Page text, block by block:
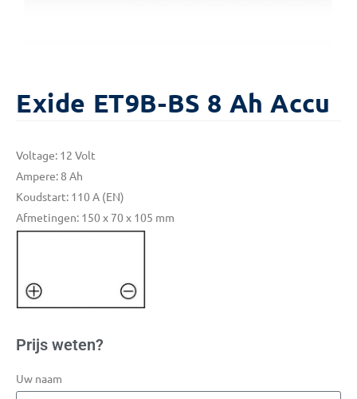
Exide ET9B-BS 8 Ah Accu
Voltage: 12 Volt
Ampere: 8 Ah
Koudstart: 110 A (EN)
Afmetingen: 150 x 70 x 105 mm
Prijs weten?
Uw naam